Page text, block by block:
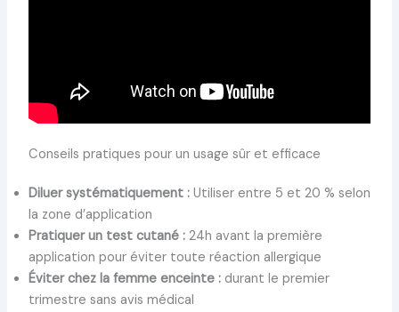
Conseils pratiques pour un usage sûr et efficace
Diluer systématiquement :Utiliser entre 5 et 20 % selon
la zone d’application
Pratiquer un test cutané :24h avant la première
application pour éviter toute réaction allergique
Éviter chez la femme enceinte :durant le premier
trimestre sans avis médical